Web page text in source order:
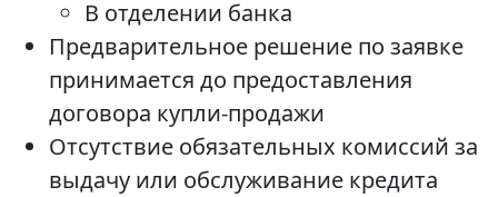
В отделении банка
Предварительное решение по заявке
принимается до предоставления
договора купли-продажи
Отсутствие обязательных комиссий за
выдачу или обслуживание кредита